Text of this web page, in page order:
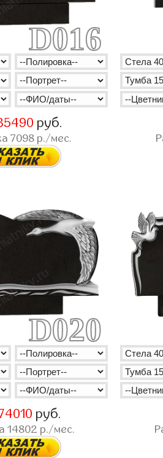
D016
руб.
7098р./мес.
D020
руб.
14802 р./мес.